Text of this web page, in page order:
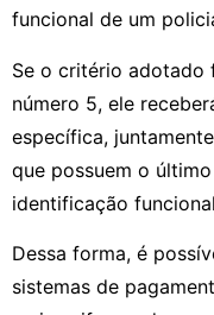
funcional de um
Se o critério adotado
número 5, ele
específica,
que possuem o
identificação
Dessa forma, é
sistemas de